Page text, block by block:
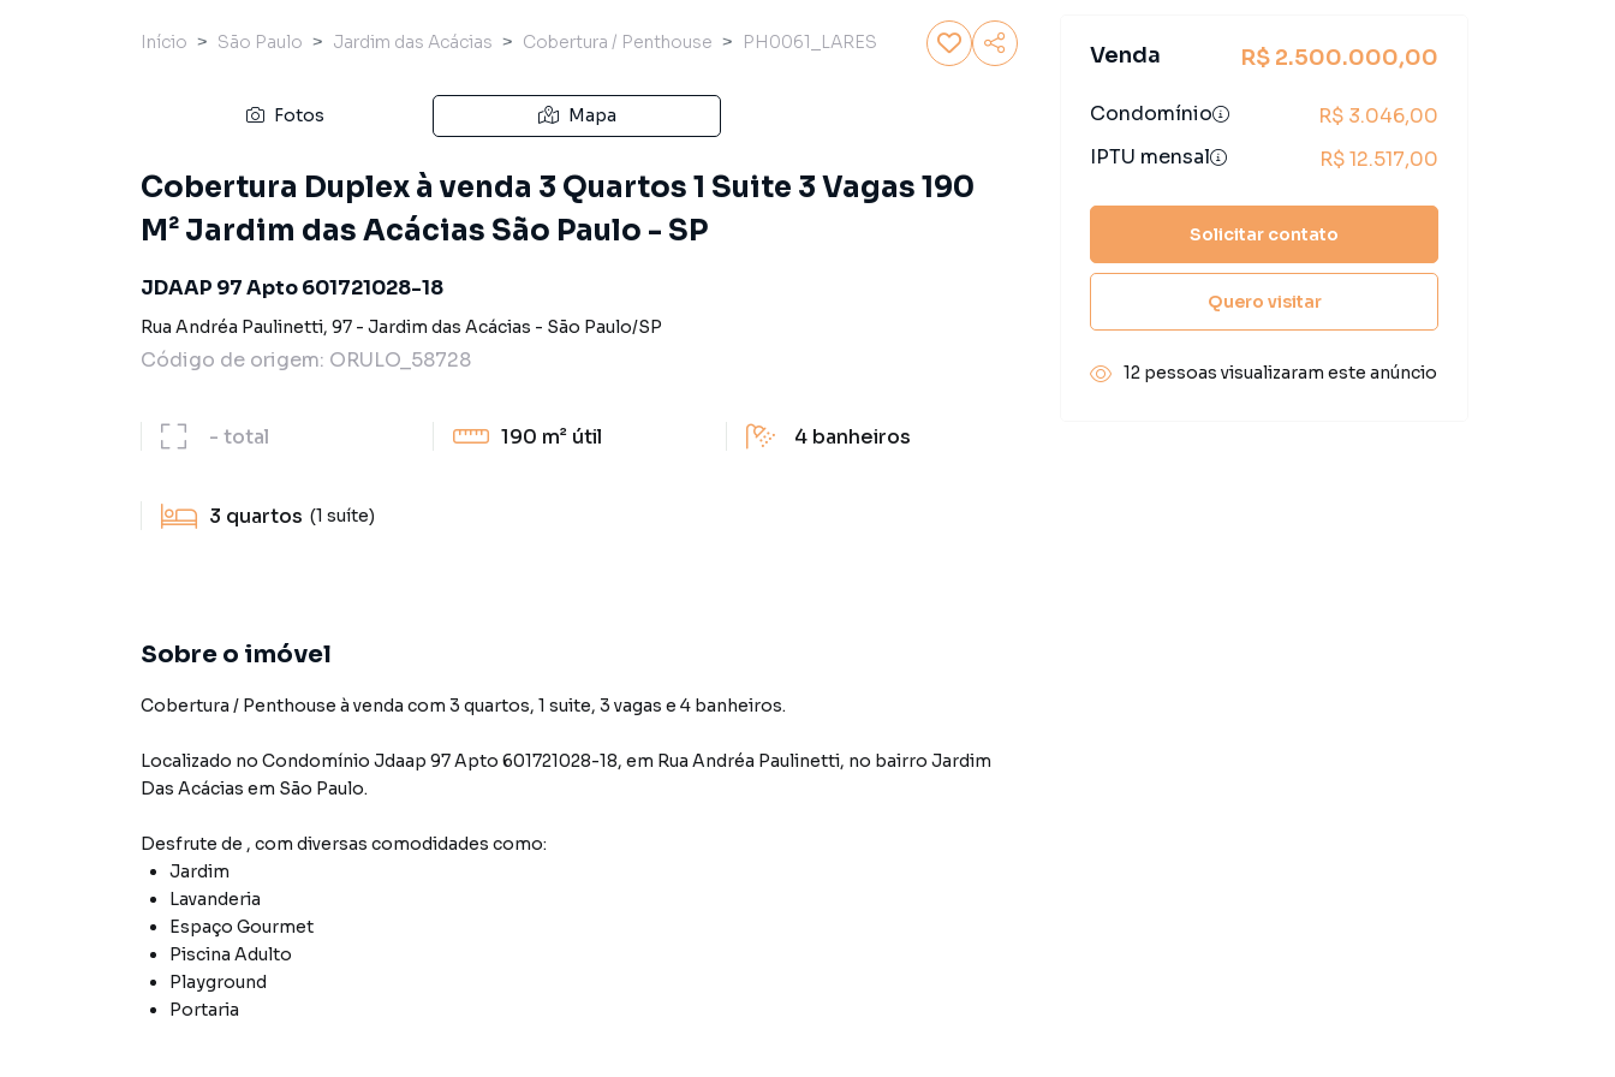
Início São Paulo Jardim das Acácias Cobertura / Penthouse PH0061_LARES
Fotos Mapa
Cobertura Duplex à venda 3 Quartos 1 Suite 3 Vagas 190
M² Jardim das Acácias São Paulo - SP
JDAAP 97 Apto 601721028-18
Rua Andréa Paulinetti, 97 - Jardim das Acácias - São Paulo/SP
Código de origem: ORULO_58728
- total 190 m² útil 4 banheiros
3 quartos (1 suíte)
Sobre o imóvel
Cobertura / Penthouse à venda com 3 quartos, 1 suite, 3 vagas e 4 banheiros.
Localizado no Condomínio Jdaap 97 Apto 601721028-18, em Rua Andréa Paulinetti, no bairro Jardim
Das Acácias em São Paulo.
Desfrute de , com diversas comodidades como:
Jardim
Lavanderia
Espaço Gourmet
Piscina Adulto
Playground
Portaria
Venda R$ 2.500.000,00
Condomínio
R$ 3.046,00
IPTU mensal
R$ 12.517,00
Solicitar contato
Quero visitar
12 pessoas visualizaram este anúncio